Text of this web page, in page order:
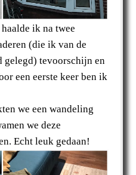
ik na twee
(die ik van de
gelegd) tevoorschijn en
een eerste keer ben ik
we een wandeling
we deze
Echt leuk gedaan!